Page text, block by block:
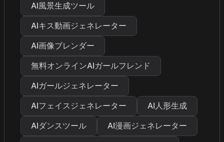
AI風景生成ツール
AIキス動画ジェネレーター
AI画像ブレンダー
無料オンラインAIガールフレンド
AIガールジェネレーター
AIフェイスジェネレーター
AI人形生成
AIダンスツール
AI漫画ジェネレーター